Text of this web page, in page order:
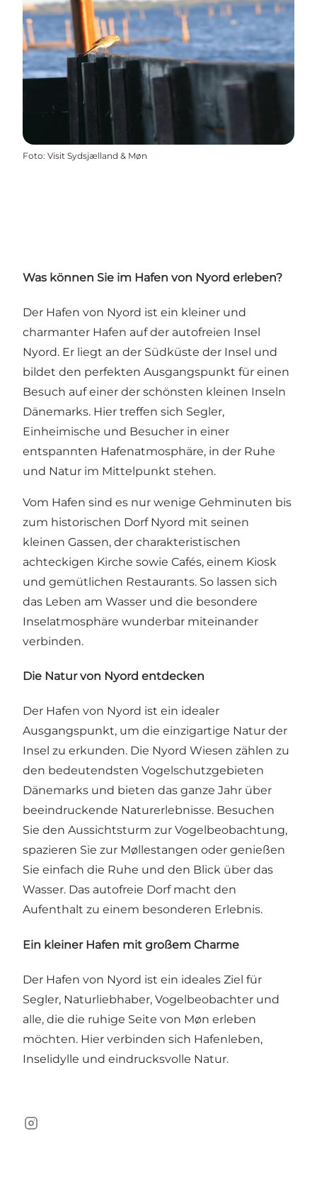
Foto: Visit Sydsjælland & Møn
Was können Sie im Hafen von Nyord erleben?
Der Hafen von Nyord ist ein kleiner und
charmanter Hafen auf der autofreien Insel
Nyord. Er liegt an der Südküste der Insel und
bildet den perfekten Ausgangspunkt für einen
Besuch auf einer der schönsten kleinen Inseln
Dänemarks. Hier treffen sich Segler,
Einheimische und Besucher in einer
entspannten Hafenatmosphäre, in der Ruhe
und Natur im Mittelpunkt stehen.
Vom Hafen sind es nur wenige Gehminuten bis
zum historischen Dorf Nyord mit seinen
kleinen Gassen, der charakteristischen
achteckigen Kirche sowie Cafés, einem Kiosk
und gemütlichen Restaurants. So lassen sich
das Leben am Wasser und die besondere
Inselatmosphäre wunderbar miteinander
verbinden.
Die Natur von Nyord entdecken
Der Hafen von Nyord ist ein idealer
Ausgangspunkt, um die einzigartige Natur der
Insel zu erkunden. Die Nyord Wiesen zählen zu
den bedeutendsten Vogelschutzgebieten
Dänemarks und bieten das ganze Jahr über
beeindruckende Naturerlebnisse. Besuchen
Sie den Aussichtsturm zur Vogelbeobachtung,
spazieren Sie zur Møllestangen oder genießen
Sie einfach die Ruhe und den Blick über das
Wasser. Das autofreie Dorf macht den
Aufenthalt zu einem besonderen Erlebnis.
Ein kleiner Hafen mit großem Charme
Der Hafen von Nyord ist ein ideales Ziel für
Segler, Naturliebhaber, Vogelbeobachter und
alle, die die ruhige Seite von Møn erleben
möchten. Hier verbinden sich Hafenleben,
Inselidylle und eindrucksvolle Natur.
Instagram